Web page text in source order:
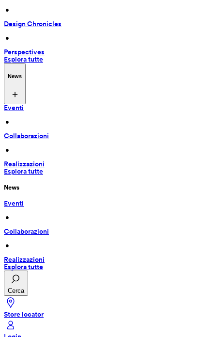
•
Design Chronicles
•
Perspectives
Esplora tutte
News
Eventi
•
Collaborazioni
•
Realizzazioni
Esplora tutte
News
Eventi
•
Collaborazioni
•
Realizzazioni
Esplora tutte
Cerca
Store locator